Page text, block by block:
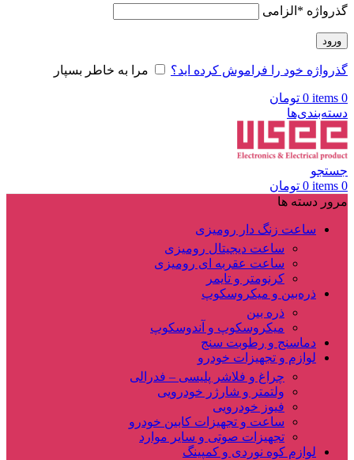
گذرواژه * الزامی
ورود
گذرواژه خود را فراموش کرده اید؟ مرا به خاطر بسپار
0
items
0 تومان
دسته‌بندی‌ها
جستجو
0
items
0 تومان
مرور دسته ها
ساعت زنگ دار رومیزی
ساعت دیجیتال رومیزی
ساعت عقربه ای رومیزی
کرنومتر و تایمر
ذره‌بین و میکروسکوپ
ذره بین
میکروسکوپ و آندوسکوپ
دماسنج و رطوبت سنج
لوازم و تجهیزات خودرو
چراغ و فلاشر پلیسی – فدرالی
ولتمتر و شارژر خودرویی
فیوز خودرویی
ساعت و تجهیزات کابین خودرو
تجهیزات صوتی و سایر موارد
لوازم کوه نوردی و کمپینگ